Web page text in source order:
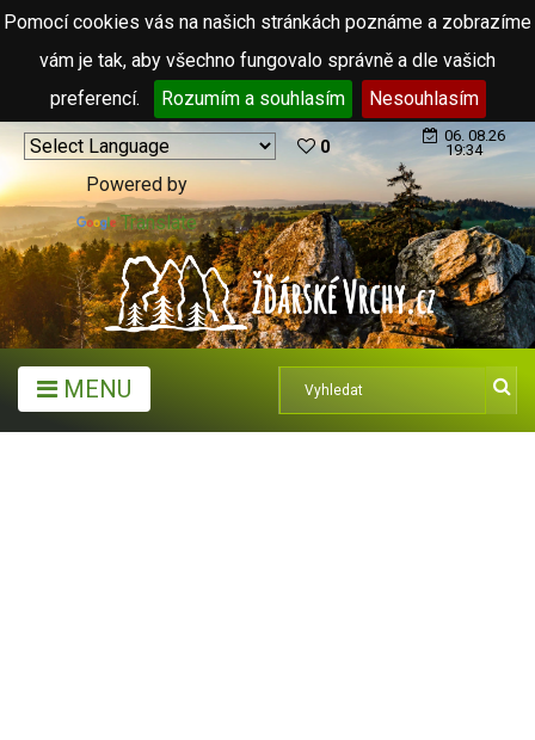
Pomocí cookies vás na našich stránkách poznáme a zobrazíme
vám je tak, aby všechno fungovalo správně a dle vašich
preferencí.
Rozumím a souhlasím Nesouhlasím
Powered by
Translate
0
06. 08.26
19:34
MENU